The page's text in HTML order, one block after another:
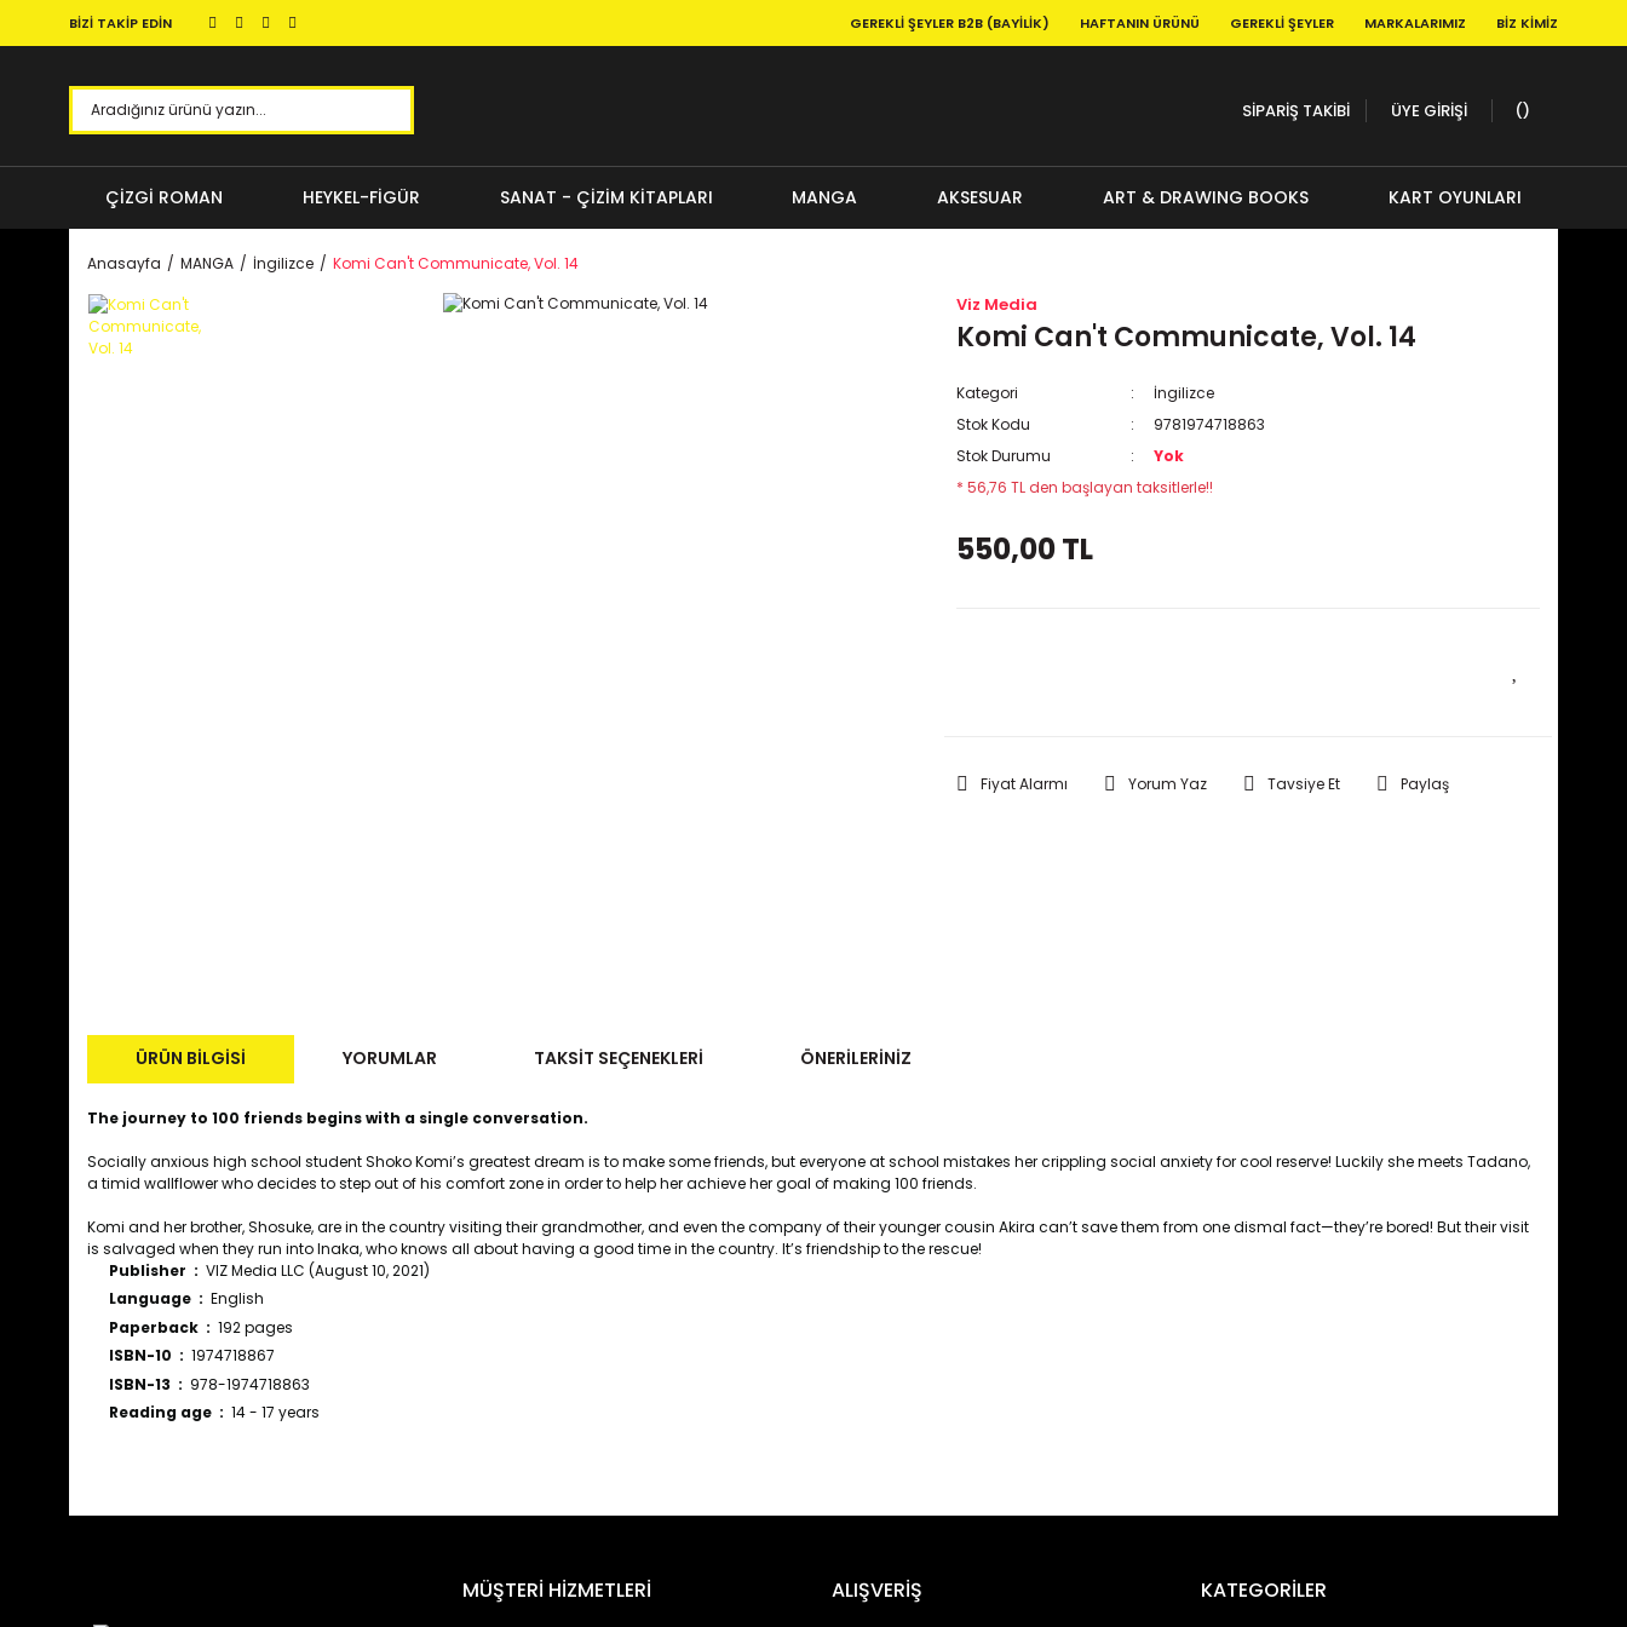
BİZİ TAKİP EDİN GEREKLI ŞEYLER B2B (BAYILIK) HAFTANIN ÜRÜNÜ GEREKLI ŞEYLER MARKALARIMIZ BIZ KIMIZ
SİPARİŞ TAKİBİ ÜYE GİRİŞİ
ÇİZGİ ROMAN HEYKEL-FİGÜR SANAT - ÇİZİM KİTAPLARI MANGA AKSESUAR ART & DRAWING BOOKS KART OYUNLARI
Anasayfa MANGA İngilizce Komi Can't Communicate, Vol. 14
Viz Media
Komi Can't Communicate, Vol. 14
Kategori
İngilizce
Stok Kodu
9781974718863
Stok Durumu
Yok
* 56,76 TL den başlayan taksitlerle!!
550,00 TL
Fiyat Alarmı Yorum Yaz Tavsiye Et Paylaş
ÜRÜN BILGISI YORUMLAR TAKSIT SEÇENEKLERI ÖNERILERINIZ
The journey to 100 friends begins with a single conversation.
Socially anxious high school student Shoko Komi’s greatest dream is to make some friends, but everyone at school mistakes her crippling social anxiety for cool reserve! Luckily she meets Tadano,
a timid wallflower who decides to step out of his comfort zone in order to help her achieve her goal of making 100 friends.
Komi and her brother, Shosuke, are in the country visiting their grandmother, and even the company of their younger cousin Akira can’t save them from one dismal fact—they’re bored! But their visit
is salvaged when they run into Inaka, who knows all about having a good time in the country. It’s friendship to the rescue!
Publisher ‏ : ‎ VIZ Media LLC (August 10, 2021)
Language ‏ : ‎ English
Paperback ‏ : ‎ 192 pages
ISBN-10 ‏ : ‎ 1974718867
ISBN-13 ‏ : ‎ 978-1974718863
Reading age ‏ : ‎ 14 - 17 years
Yorum Yaz
Görüş ve önerileriniz için teşekkür ederiz.
MÜŞTERİ HİZMETLERİ ALIŞVERİŞ KATEGORİLER